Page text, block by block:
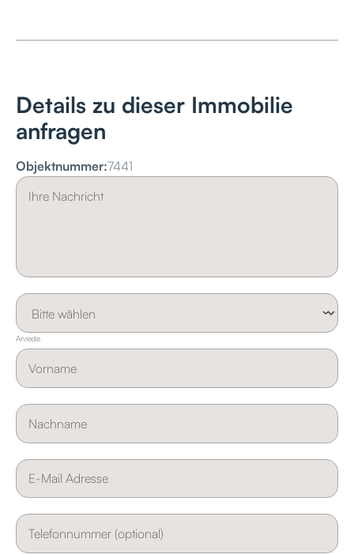
Details zu dieser Immobilie
anfragen
Objektnummer:7441
Anrede